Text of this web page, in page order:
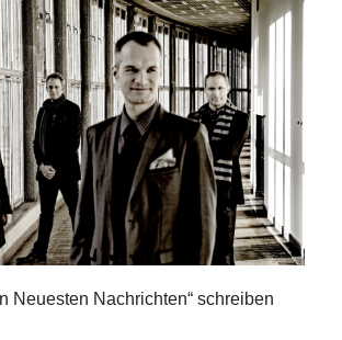
Neuesten Nachrichten“ schreiben